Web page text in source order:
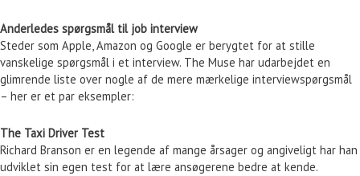
Anderledes spørgsmål til job interview
Steder som Apple, Amazon og Google er berygtet for at stille
vanskelige spørgsmål i et interview. The Muse har udarbejdet en
glimrende liste over nogle af de mere mærkelige interviewspørgsmål
– her er et par eksempler:
The Taxi Driver Test
Richard Branson er en legende af mange årsager og angiveligt har han
udviklet sin egen test for at lære ansøgerene bedre at kende.